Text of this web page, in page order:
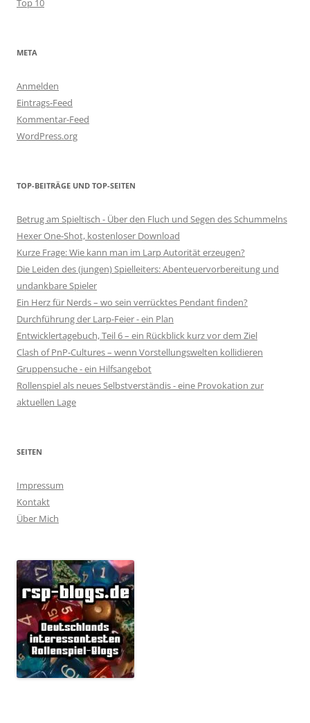
Top 10
META
Anmelden
Eintrags-Feed
Kommentar-Feed
WordPress.org
TOP-BEITRÄGE UND TOP-SEITEN
Betrug am Spieltisch - Über den Fluch und Segen des Schummelns
Hexer One-Shot, kostenloser Download
Kurze Frage: Wie kann man im Larp Autorität erzeugen?
Die Leiden des (jungen) Spielleiters: Abenteuervorbereitung und
undankbare Spieler
Ein Herz für Nerds – wo sein verrücktes Pendant finden?
Durchführung der Larp-Feier - ein Plan
Entwicklertagebuch, Teil 6 – ein Rückblick kurz vor dem Ziel
Clash of PnP-Cultures – wenn Vorstellungswelten kollidieren
Gruppensuche - ein Hilfsangebot
Rollenspiel als neues Selbstverständis - eine Provokation zur
aktuellen Lage
SEITEN
Impressum
Kontakt
Über Mich